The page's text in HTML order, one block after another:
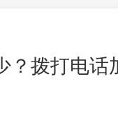
？拨打电话